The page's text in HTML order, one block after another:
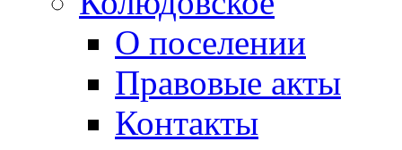
О поселении
Правовые акты
Контакты